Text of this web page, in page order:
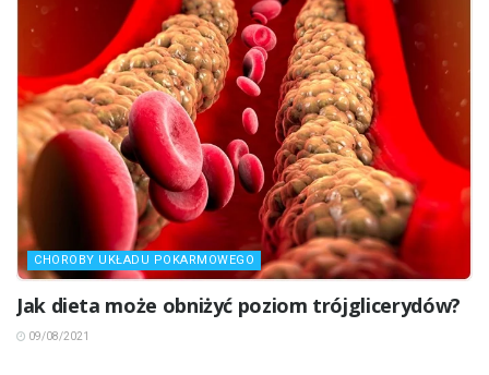
CHOROBY UKŁADU POKARMOWEGO
Jak dieta może obniżyć poziom trójglicerydów?
09/08/2021